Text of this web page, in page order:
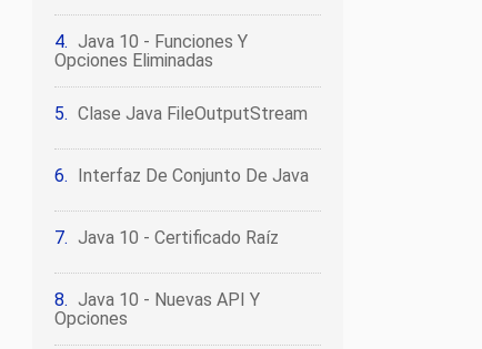
Java 10 - Funciones Y
Opciones Eliminadas
Clase Java FileOutputStream
Interfaz De Conjunto De Java
Java 10 - Certificado Raíz
Java 10 - Nuevas API Y
Opciones